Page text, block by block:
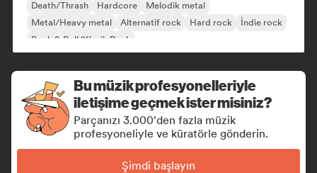
Death/Thrash Hardcore
Melodik metal
Metal/Heavy metal
Alternatif rock Hard rock
İndie rock
Rock & Roll/Klasik Rock
Bu müzik profesyonelleriyle
iletişime geçmek ister misiniz?
Parçanızı 3.000'den fazla müzik
profesyoneliyle ve küratörle gönderin.
Şimdi başlayın